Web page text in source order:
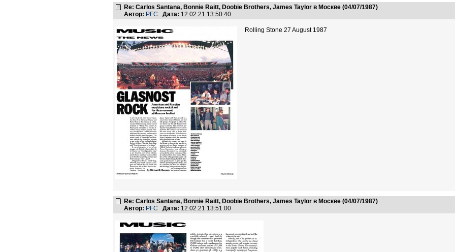
Re: Carlos Santana, Bonnie Raitt, Doobie Brothers, James Taylor в Москве (04/07/1987)
Автор: PFC Дата: 12.02.21 13:50:40
Rolling Stone 27 August 1987
Re: Carlos Santana, Bonnie Raitt, Doobie Brothers, James Taylor в Москве (04/07/1987)
Автор: PFC Дата: 12.02.21 13:51:00